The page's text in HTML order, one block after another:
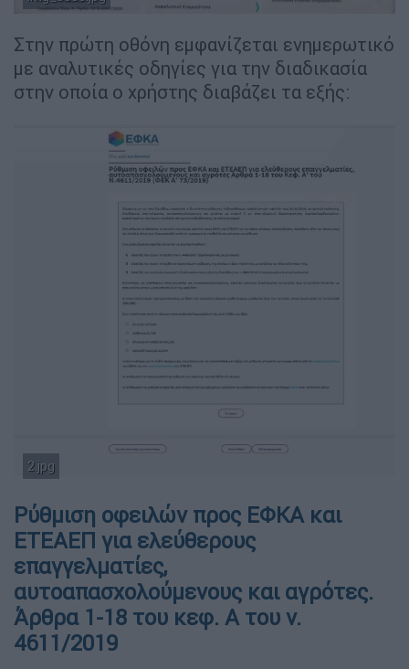
Στην πρώτη οθόνη εμφανίζεται ενημερωτικό
με αναλυτικές οδηγίες για την διαδικασία
στην οποία ο χρήστης διαβάζει τα εξής:
2.jpg
Ρύθμιση οφειλών προς ΕΦΚΑ και
ΕΤΕΑΕΠ για ελεύθερους
επαγγελματίες,
αυτοαπασχολούμενους και αγρότες.
Άρθρα 1-18 του κεφ. Α του ν.
4611/2019